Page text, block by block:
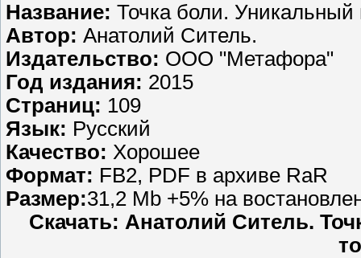
Название: Точка боли. Уникальный
Автор: Анатолий Ситель.
Издательство: ООО "Метафора"
Год издания: 2015
Страниц: 109
Язык: Русский
Качество: Хорошее
Формат: FB2, PDF в архиве RaR
Размер:31,2 Mb +5% на
Скачать: Анатолий Ситель.